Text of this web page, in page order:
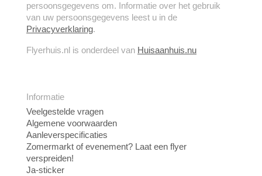
persoonsgegevens om. Informatie over het gebruik
van uw persoonsgegevens leest u in de
Privacyverklaring.
Flyerhuis.nl is onderdeel van Huisaanhuis.nu
Informatie
Veelgestelde vragen
Algemene voorwaarden
Aanleverspecificaties
Zomermarkt of evenement? Laat een flyer
verspreiden!
Ja-sticker